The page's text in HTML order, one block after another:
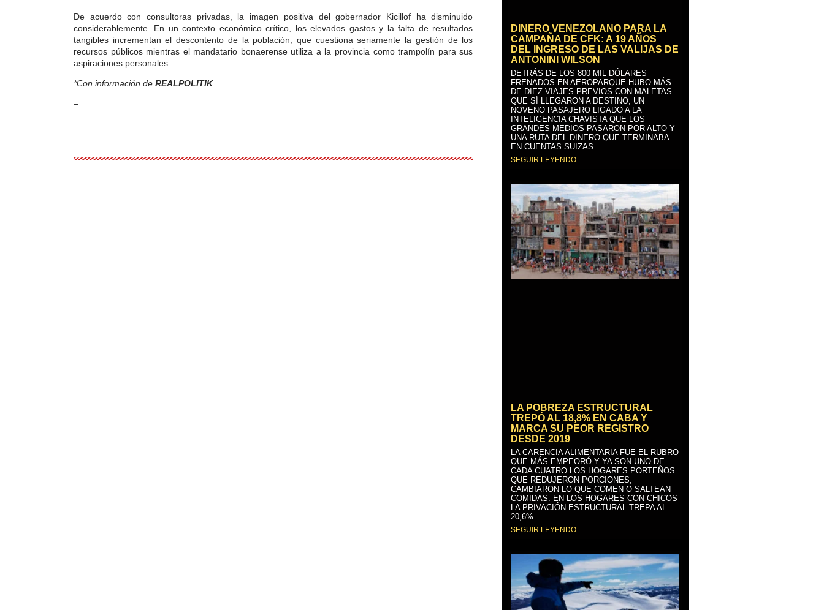
De acuerdo con consultoras privadas, la imagen positiva del gobernador Kicillof ha disminuido
considerablemente. En un contexto económico crítico, los elevados gastos y la falta de resultados
tangibles incrementan el descontento de la población, que cuestiona seriamente la gestión de los
recursos públicos mientras el mandatario bonaerense utiliza a la provincia como trampolín para sus
aspiraciones personales.
*Con información de REALPOLITIK
–
DINERO VENEZOLANO PARA LA
CAMPAÑA DE CFK: A 19 AÑOS
DEL INGRESO DE LAS VALIJAS DE
ANTONINI WILSON
DETRÁS DE LOS 800 MIL DÓLARES
FRENADOS EN AEROPARQUE HUBO MÁS
DE DIEZ VIAJES PREVIOS CON MALETAS
QUE SÍ LLEGARON A DESTINO, UN
NOVENO PASAJERO LIGADO A LA
INTELIGENCIA CHAVISTA QUE LOS
GRANDES MEDIOS PASARON POR ALTO Y
UNA RUTA DEL DINERO QUE TERMINABA
EN CUENTAS SUIZAS.
SEGUIR LEYENDO
LA POBREZA ESTRUCTURAL
TREPÓ AL 18,8% EN CABA Y
MARCA SU PEOR REGISTRO
DESDE 2019
LA CARENCIA ALIMENTARIA FUE EL RUBRO
QUE MÁS EMPEORÓ Y YA SON UNO DE
CADA CUATRO LOS HOGARES PORTEÑOS
QUE REDUJERON PORCIONES,
CAMBIARON LO QUE COMEN O SALTEAN
COMIDAS. EN LOS HOGARES CON CHICOS
LA PRIVACIÓN ESTRUCTURAL TREPA AL
20,6%.
SEGUIR LEYENDO